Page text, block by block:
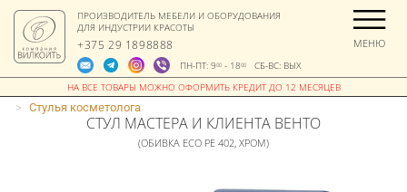
ПРОИЗВОДИТЕЛЬ МЕБЕЛИ И ОБОРУДОВАНИЯ
ДЛЯ ИНДУСТРИИ КРАСОТЫ
+375 29 1898888
ПН-ПТ: 900- 1800СБ-ВС: ВЫХ
МЕНЮ
> Стулья косметолога
СТУЛ МАСТЕРА И КЛИЕНТА ВЕНТО
(ОБИВКА ECO PE 402, ХРОМ)